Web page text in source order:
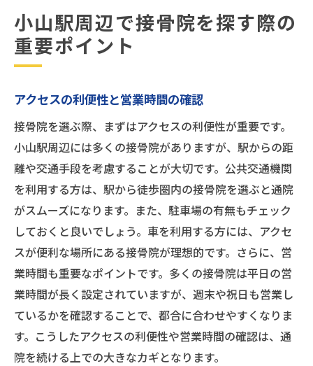
接骨院選びのコツ：小山駅近くのおすすめ施設
紹介
施術の特徴と患者さんの声
初めての人にも安心な接骨院
交通の便が良い接骨院
予約システムの使い方と便利さ
小山駅周辺で信頼できる接骨院を見つける方法
ネットでの口コミ確認のポイント
友人や知人からの紹介を活用する
実際に見学して施設を確認する
パンフレットやホームページの情報をチェ
ック
予約時の対応をチェックする
小山駅周辺で接骨院を探す際の
重要ポイント
アクセスの利便性と営業時間の確認
接骨院を選ぶ際、まずはアクセスの利便性が重要です。
小山駅周辺には多くの接骨院がありますが、駅からの距
離や交通手段を考慮することが大切です。公共交通機関
を利用する方は、駅から徒歩圏内の接骨院を選ぶと通院
がスムーズになります。また、駐車場の有無もチェック
しておくと良いでしょう。車を利用する方には、アクセ
スが便利な場所にある接骨院が理想的です。さらに、営
業時間も重要なポイントです。多くの接骨院は平日の営
業時間が長く設定されていますが、週末や祝日も営業し
ているかを確認することで、都合に合わせやすくなりま
す。こうしたアクセスの利便性や営業時間の確認は、通
院を続ける上での大きなカギとなります。